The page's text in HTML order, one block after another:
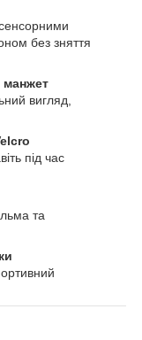
сенсорними
без зняття
манжет
вигляд,
під час
та